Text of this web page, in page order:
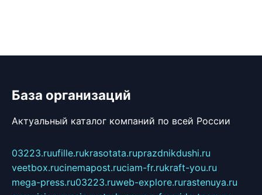
База организаций
Актуальный каталог компаний по всей России
03223.ruufille.rukrasotata.ruprazdnikdushi.ru
veetbox.rucinemapost.ruciam-fr.rukraft-you.ru
mega-press.ru03223.ruweb-explore.rurastenuya.ru